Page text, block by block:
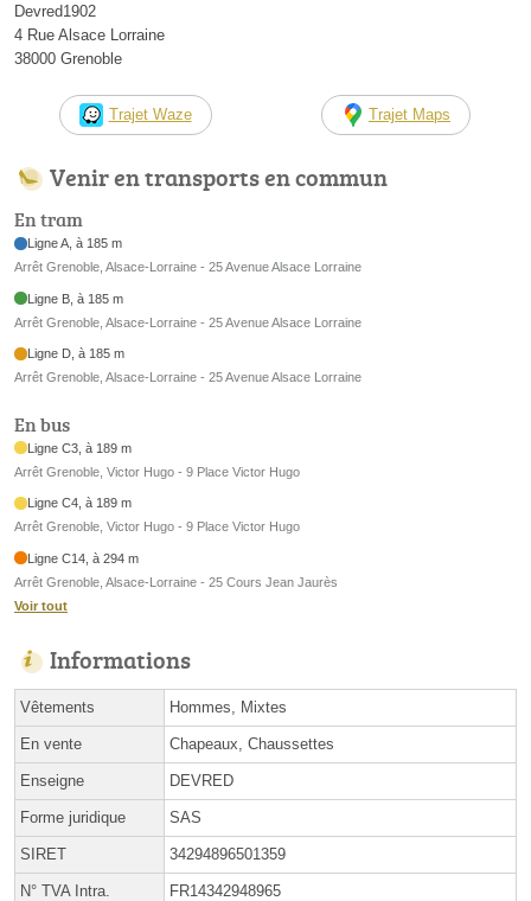
Devred1902
4 Rue Alsace Lorraine
38000 Grenoble
Trajet Waze Trajet Maps
Venir en transports en commun
En tram
Ligne A, à 185 m
Arrêt Grenoble, Alsace-Lorraine - 25 Avenue Alsace Lorraine
Ligne B, à 185 m
Arrêt Grenoble, Alsace-Lorraine - 25 Avenue Alsace Lorraine
Ligne D, à 185 m
Arrêt Grenoble, Alsace-Lorraine - 25 Avenue Alsace Lorraine
En bus
Ligne C3, à 189 m
Arrêt Grenoble, Victor Hugo - 9 Place Victor Hugo
Ligne C4, à 189 m
Arrêt Grenoble, Victor Hugo - 9 Place Victor Hugo
Ligne C14, à 294 m
Arrêt Grenoble, Alsace-Lorraine - 25 Cours Jean Jaurès
Voir tout
Informations
Vêtements Hommes, Mixtes
En vente Chapeaux, Chaussettes
Enseigne DEVRED
Forme juridique SAS
SIRET 34294896501359
N° TVA Intra. FR14342948965